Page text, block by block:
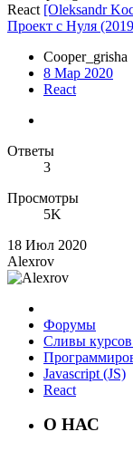
React [Oleksandr
Проект с Нуля
Cooper_grisha
8 Мар 2020
React
Ответы
3
Просмотры
5K
18 Июл 2020
Alexrov
Форумы
Сливы
Javascript (JS)
React
О НАС